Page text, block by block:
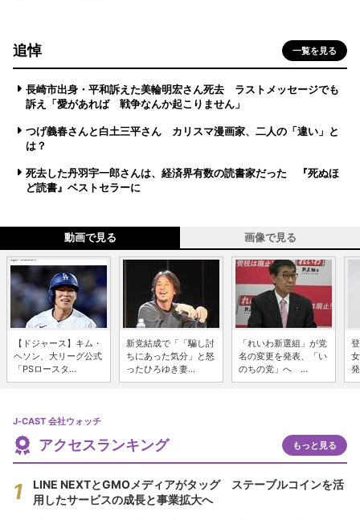
追悼 一覧を見る
長崎市出身・平和訴えた美輪明宏さん死去 ラストメッセージでも
訴え「愛があれば 戦争なんか起こりません」
つげ義春さんと白土三平さん カリスマ漫画家、二人の「違い」と
は？
死去した丹羽宇一郎さんは、経済界有数の読書家だった 『死ぬほ
ど読書』ベストセラーに
動画で見る 画像で見る
【ドジャース】キム・
ヘソン、大リーグ公式
「PSロースタ...
新党結成で「「騙し討
ちにあった気分」と怒
ったひろゆき妻...
「れいわ新選組」が党
名の変更を発表、「い
のちの党」へ ...
J-CAST 会社ウォッチ
アクセスランキング もっと見る
LINE NEXTとGMOメディアがタッグ ステーブルコインを活
用したサービスの成長と事業拡大へ